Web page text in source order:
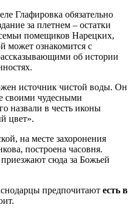
Глафировка обязательно
за плетнем – остатки
помещиков Нарецких,
может ознакомится с
об истории
источник чистой воды. Он
своими чудесными
назвали в честь иконы
цвет».
на месте захоронения
построена часовня.
сюда за Божьей
предпочитают есть в